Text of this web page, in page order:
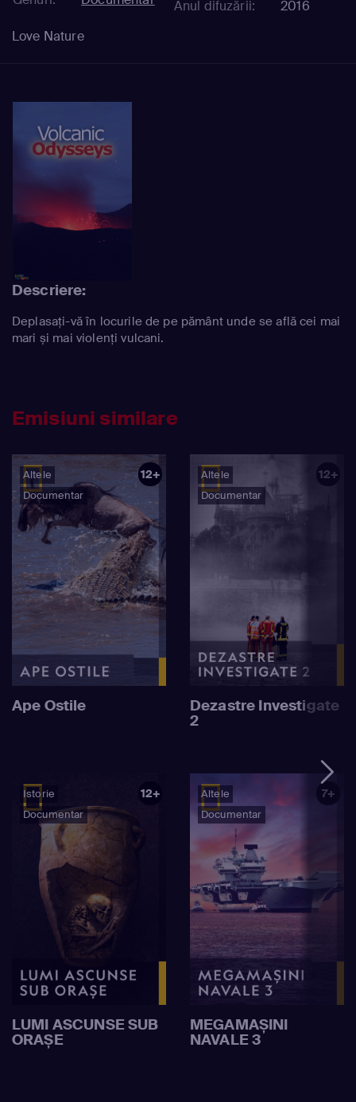
Anul difuzării:
2016
Love Nature
Descriere:
Deplasați-vă în locurile de pe pământ unde se află cei mai
mari și mai violenți vulcani.
Emisiuni similare
Altele
Documentar
12+
Ape Ostile
Altele
Documentar
12+
Dezastre Investigate
2
Istorie
Documentar
12+
LUMI ASCUNSE SUB
ORAȘE
Altele
Documentar
7+
MEGAMAȘINI
NAVALE 3